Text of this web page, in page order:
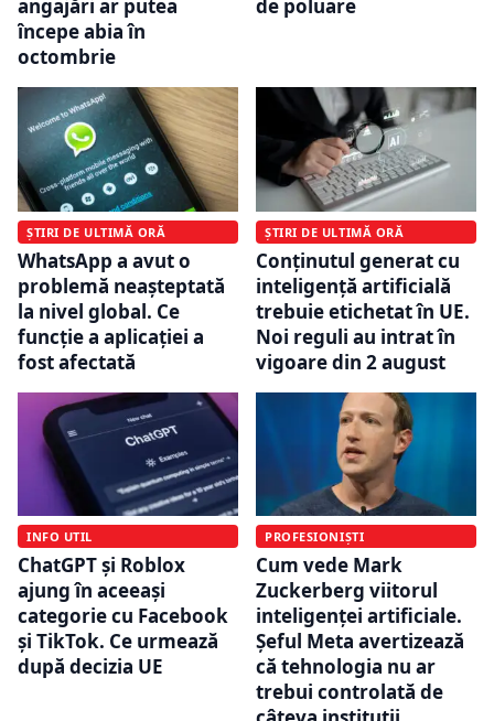
angajări ar putea
începe abia în
octombrie
de poluare
ȘTIRI DE ULTIMĂ ORĂ
WhatsApp a avut o
problemă neașteptată
la nivel global. Ce
funcție a aplicației a
fost afectată
ȘTIRI DE ULTIMĂ ORĂ
Conținutul generat cu
inteligență artificială
trebuie etichetat în UE.
Noi reguli au intrat în
vigoare din 2 august
INFO UTIL
ChatGPT și Roblox
ajung în aceeași
categorie cu Facebook
și TikTok. Ce urmează
după decizia UE
PROFESIONIȘTI
Cum vede Mark
Zuckerberg viitorul
inteligenței artificiale.
Șeful Meta avertizează
că tehnologia nu ar
trebui controlată de